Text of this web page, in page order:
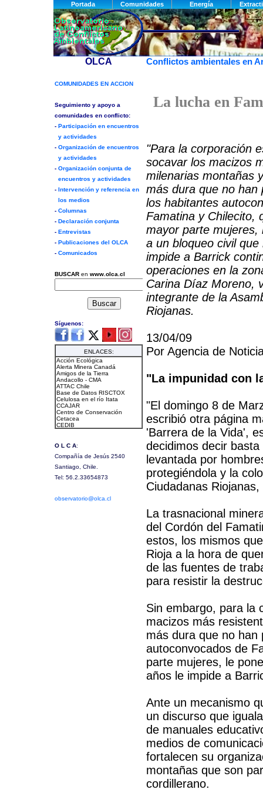
Conflictos ambientales en
La lucha en
"Para la corporación
socavar los macizos
milenarias montañas
más dura que no han
los habitantes
Famatina y Chilecito,
mayor parte mujeres,
a un bloqueo civil
impide a Barrick
operaciones en la
Carina Díaz Moreno,
integrante de la
Riojanas.
13/04/09
Por Agencia de
"La impunidad con
"El domingo 8 de
escribió otra página
'Barrera de la Vida',
decidimos decir
levantada por
protegiéndola y la
Ciudadanas
La trasnacional
del Cordón del
estos, los mismos
Rioja a la hora de
de las fuentes de
para resistir la
Sin embargo, para la
macizos más
más dura que no han
autoconvocados de
parte mujeres, le
años le impide a
Ante un mecanismo
un discurso que
de manuales
medios de
fortalecen su
montañas que son
cordillerano.